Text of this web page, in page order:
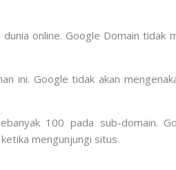
online. Google Domain tidak
ini. Google tidak akan
100 pada sub-domain.
mengunjungi situs.